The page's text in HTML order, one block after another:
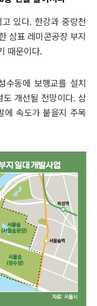
있다. 한강과 중랑천
삼표 레미콘공장 부지
때문이다.
수동에 보행교를 설치
개선될 전망이다. 삼
에 속도가 붙을지 주목